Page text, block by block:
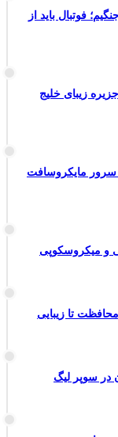
فوتبال باید از
زیبای خلیج
سرور مایکروسافت
و میکروسکوپی
تا زیبایی
در سوپر لیگ